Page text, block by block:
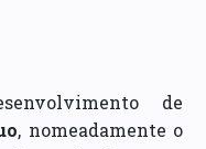
de
, nomeadamente o